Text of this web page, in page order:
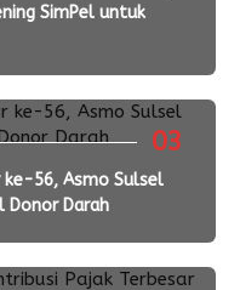
SimPel untuk
03
ke-56, Asmo Sulsel
Donor Darah